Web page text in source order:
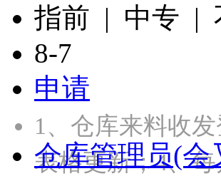
指前 | 中专 |
8-7
申请
1、仓库来料收
表格更新；4、
仓库管理员(会